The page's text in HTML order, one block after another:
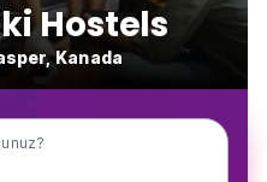
Hostels
Kanada